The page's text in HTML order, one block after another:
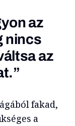
az
nincs
az
fakad,
a